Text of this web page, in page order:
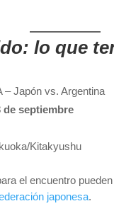
lo que
– Japón vs. Argentina
de septiembre
Kitakyushu
el encuentro
japonesa.